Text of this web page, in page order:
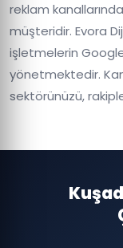
reklam
müşteridir. Evora
işletmelerin
yönetmektedir.
sektörünüzü,